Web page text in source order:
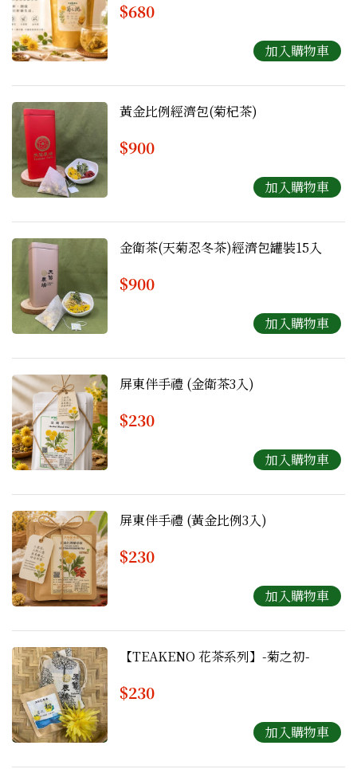
$680
黃金比例經濟包(菊杞茶)
$900
金衛茶(天菊忍冬茶)經濟包罐裝15入
$900
屏東伴手禮 (金衛茶3入)
$230
屏東伴手禮 (黃金比例3入)
$230
【TEAKENO 花茶系列】-菊之初-
$230